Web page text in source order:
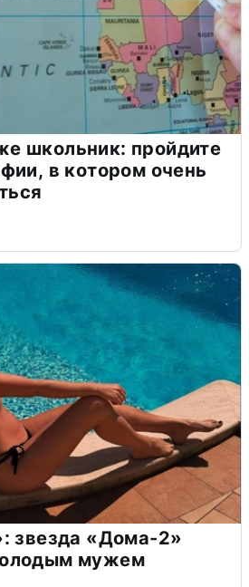
школьник: пройдите
в котором очень
звезда «Дома-2»
мужем